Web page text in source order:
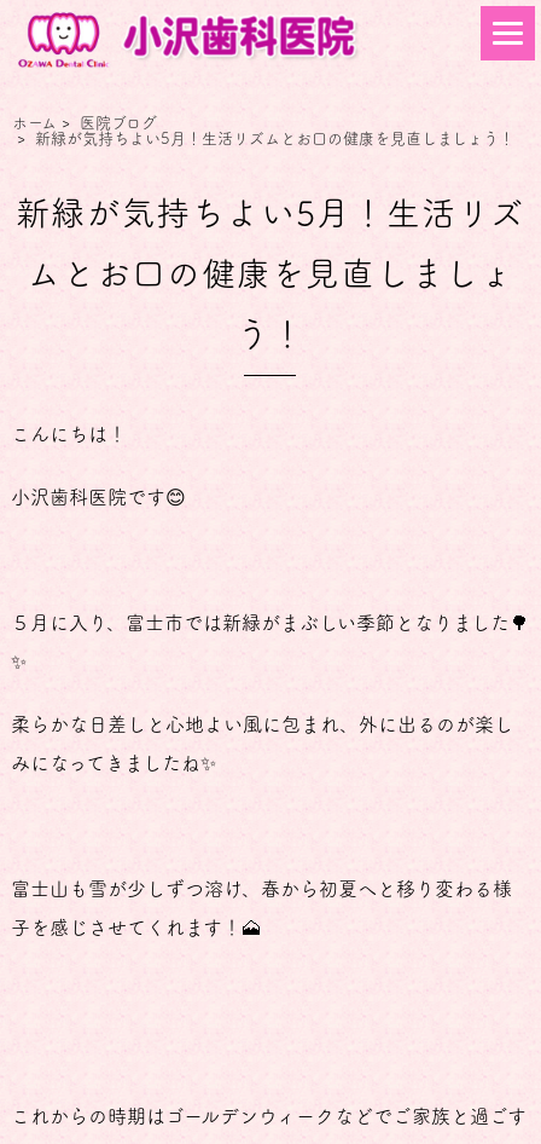
ホーム > 医院ブログ
> 新緑が気持ちよい5月！生活リズムとお口の健康を見直しましょう！
新緑が気持ちよい5月！生活リズ
ムとお口の健康を見直しましょ
う！
こんにちは！
小沢歯科医院です😊
５月に入り、富士市では新緑がまぶしい季節となりました🌳
✨
柔らかな日差しと心地よい風に包まれ、外に出るのが楽し
みになってきましたね✨
富士山も雪が少しずつ溶け、春から初夏へと移り変わる様
子を感じさせてくれます！🗻
これからの時期はゴールデンウィークなどでご家族と過ごす